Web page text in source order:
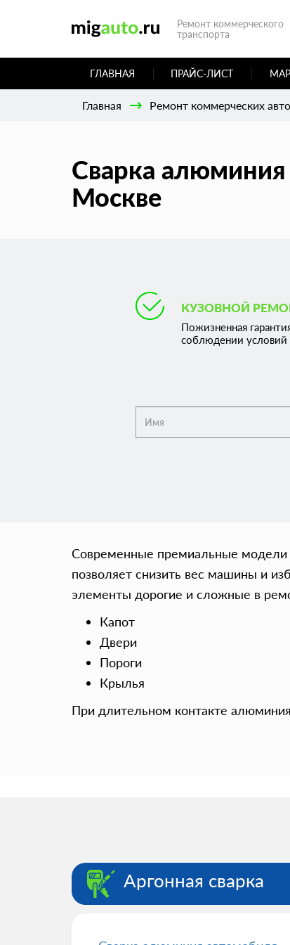
Ремонт коммерческого
транспорта
ГЛАВНАЯ ПРАЙС-ЛИСТ
Главная Ремонт коммерческих
Сварка алюминия
Москве
КУЗОВНОЙ
Пожизненная
соблюдении условий
Современные премиальные модели
позволяет снизить вес машины и
элементы дорогие и сложные в
Капот
Двери
Пороги
Крылья
При длительном контакте
Аргонная сварка